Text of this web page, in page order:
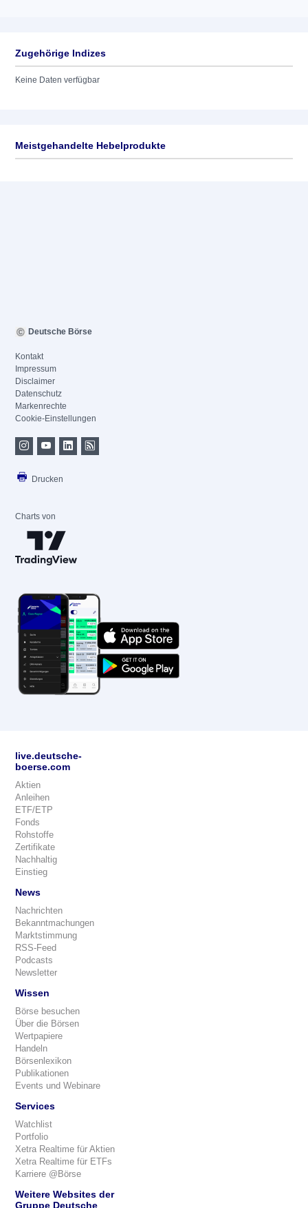
Zugehörige Indizes
Keine Daten verfügbar
Meistgehandelte Hebelprodukte
Deutsche Börse
Kontakt
Impressum
Disclaimer
Datenschutz
Markenrechte
Cookie-Einstellungen
Drucken
Charts von
live.deutsche-
boerse.com
Aktien
Anleihen
ETF/ETP
Fonds
Rohstoffe
Zertifikate
Nachhaltig
Einstieg
News
Nachrichten
Bekanntmachungen
Marktstimmung
RSS-Feed
Podcasts
Newsletter
Wissen
Börse besuchen
Über die Börsen
Wertpapiere
Handeln
Börsenlexikon
Publikationen
Events und Webinare
Services
Watchlist
Portfolio
Xetra Realtime für Aktien
Xetra Realtime für ETFs
Karriere @Börse
Weitere Websites der
Gruppe Deutsche